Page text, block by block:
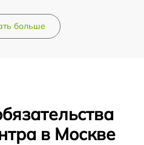
больше
в Москве